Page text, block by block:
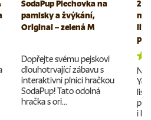
SodaPup Plechovka na
pamlsky a žvýkání,
Original – zelená M
Dopřejte svému pejskovi
dlouhotrvající zábavu s
interaktivní plnící hračkou
SodaPup! Tato odolná
hračka s ori...
2
pro
i